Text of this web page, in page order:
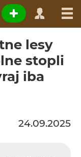
lesy
stopli
iba
24.09.2025